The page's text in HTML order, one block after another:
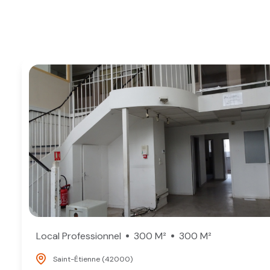
Local Professionnel 300 M² 300 M²
Saint-Étienne (42000)